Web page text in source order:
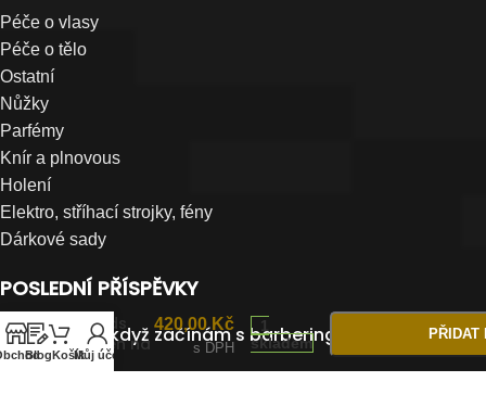
Péče o vlasy
Péče o tělo
Ostatní
Nůžky
Parfémy
Knír a plnovous
Holení
Elektro, stříhací strojky, fény
Dárkové sady
POSLEDNÍ PŘÍSPĚVKY
Co si koupit když začínám s barberingem?
BlogKošíkMůj účet
Beards
hřeben na
vousy
420,00 Kč
s DPH
1
skladem
PŘIDAT